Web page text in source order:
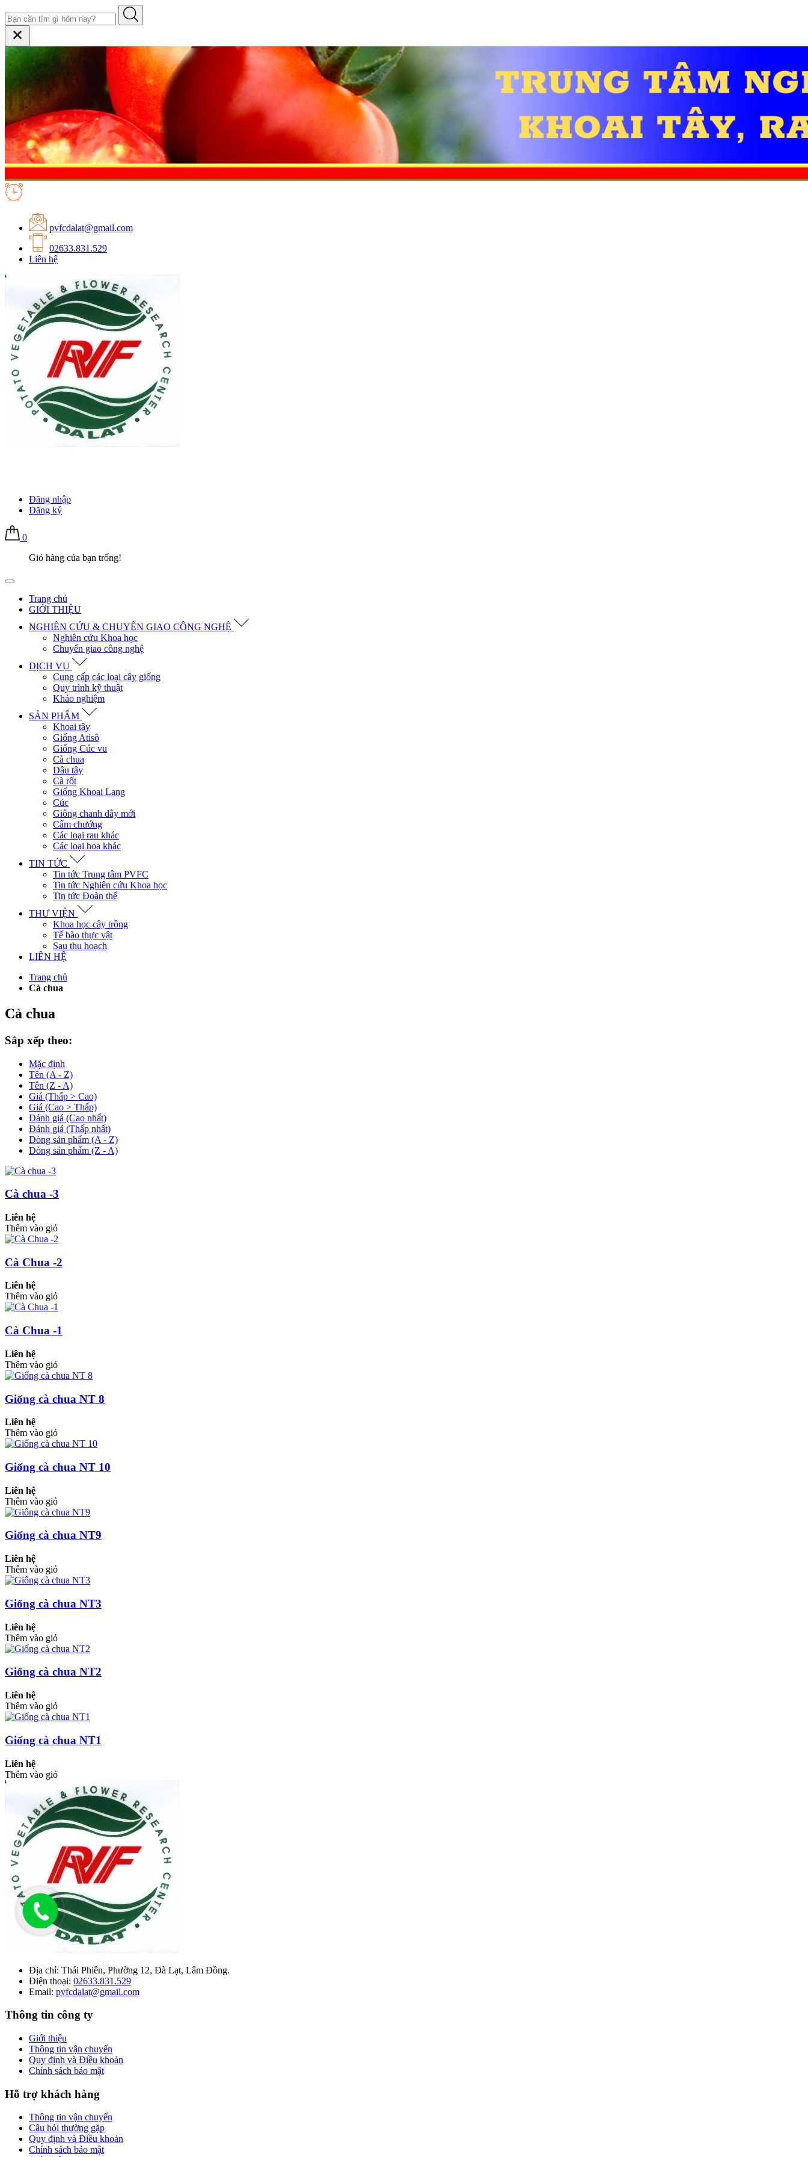
pvfcdalat@gmail.com
02633.831.529
Liên hệ
Đăng nhập
Đăng ký
0
Giỏ hàng của bạn trống!
Trang chủ
GIỚI THIỆU
NGHIÊN CỨU & CHUYỂN GIAO CÔNG NGHỆ
Nghiên cứu Khoa học
Chuyển giao công nghệ
DỊCH VỤ
Cung cấp các loại cây giống
Quy trình kỹ thuật
Khảo nghiệm
SẢN PHẨM
Khoai tây
Giống Atisô
Giống Cúc vu
Cà chua
Dâu tây
Cà rốt
Giống Khoai Lang
Cúc
Giông chanh dây mới
Cẩm chướng
Các loại rau khác
Các loại hoa khác
TIN TỨC
Tin tức Trung tâm PVFC
Tin tức Nghiên cứu Khoa học
Tin tức Đoàn thể
THƯ VIỆN
Khoa học cây trồng
Tế bào thực vật
Sau thu hoạch
LIÊN HỆ
Trang chủ
Cà chua
Cà chua
Sắp xếp theo:
Mặc định
Tên (A - Z)
Tên (Z - A)
Giá (Thấp > Cao)
Giá (Cao > Thấp)
Đánh giá (Cao nhất)
Đánh giá (Thấp nhất)
Dòng sản phẩm (A - Z)
Dòng sản phẩm (Z - A)
Cà chua -3
Liên hệ
Thêm vào giỏ
Cà Chua -2
Liên hệ
Thêm vào giỏ
Cà Chua -1
Liên hệ
Thêm vào giỏ
Giống cà chua NT 8
Liên hệ
Thêm vào giỏ
Giống cà chua NT 10
Liên hệ
Thêm vào giỏ
Giống cà chua NT9
Liên hệ
Thêm vào giỏ
Giống cà chua NT3
Liên hệ
Thêm vào giỏ
Giống cà chua NT2
Liên hệ
Thêm vào giỏ
Giống cà chua NT1
Liên hệ
Thêm vào giỏ
Địa chỉ: Thái Phiên, Phường 12, Đà Lạt, Lâm Đồng.
Điện thoại: 02633.831.529
Email: pvfcdalat@gmail.com
Thông tin công ty
Giới thiệu
Thông tin vận chuyển
Quy định và Điều khoản
Chính sách bảo mật
Hỗ trợ khách hàng
Thông tin vận chuyển
Câu hỏi thường gặp
Quy định và Điều khoản
Chính sách bảo mật